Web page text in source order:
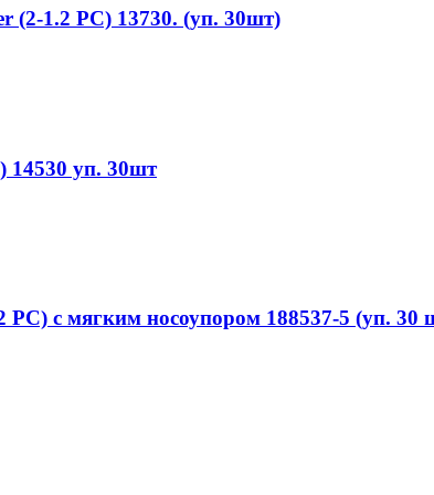
1.2 PC) 13730. (уп. 30шт)
уп. 30шт
с мягким носоупором 188537-5 (уп. 30